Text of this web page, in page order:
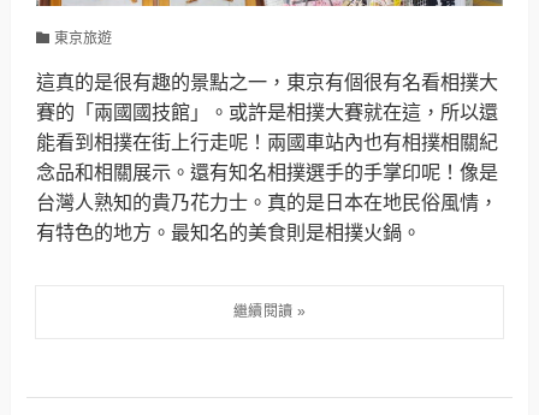
東京旅遊
這真的是很有趣的景點之一，東京有個很有名看相撲大
賽的「兩國國技館」。或許是相撲大賽就在這，所以還
能看到相撲在街上行走呢！兩國車站內也有相撲相關紀
念品和相關展示。還有知名相撲選手的手掌印呢！像是
台灣人熟知的貴乃花力士。真的是日本在地民俗風情，
有特色的地方。最知名的美食則是相撲火鍋。